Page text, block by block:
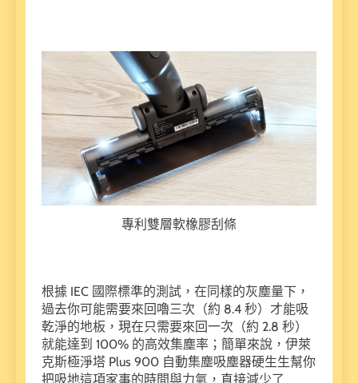
專利雙層軟橡膠刮條
根據 IEC 國際標準的測試，在同樣的灰塵量下，
過去你可能需要來回嚕三次（約 8.4 秒）才能吸
乾淨的地板，現在只需要來回一次（約 2.8 秒）
就能達到 100% 的高效集塵率；簡單來說，伊萊
克斯極淨塔 Plus 900 自動集塵吸塵器硬生生幫你
把吸地這項家事的時間與力氣，直接減少了